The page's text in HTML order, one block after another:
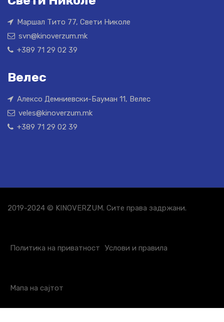
Маршал Тито 77, Свети Николе
svn@kinoverzum.mk
+389 71 29 02 39
Велес
Алексо Демниевски-Бауман 11, Велес
veles@kinoverzum.mk
+389 71 29 02 39
2019-2024 © KINOVERZUM. Сите права задржани.
Политика на приватност Услови и правила
Мапа на сајтот